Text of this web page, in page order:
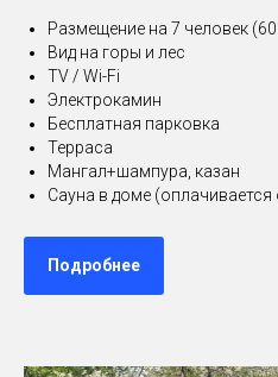
Размещение на 7 человек
Вид на горы и лес
TV / Wi-Fi
Электрокамин
Бесплатная парковка
Терраса
Мангал+шампура, казан
Сауна в доме (оплачивается
Подробнее